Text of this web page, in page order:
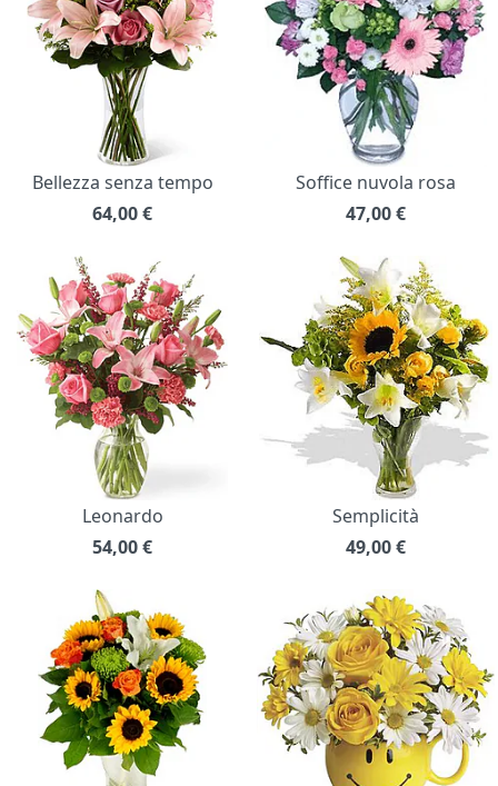
Bellezza senza tempo
64,00€
Soffice nuvola rosa
47,00€
Leonardo
54,00€
Semplicità
49,00€